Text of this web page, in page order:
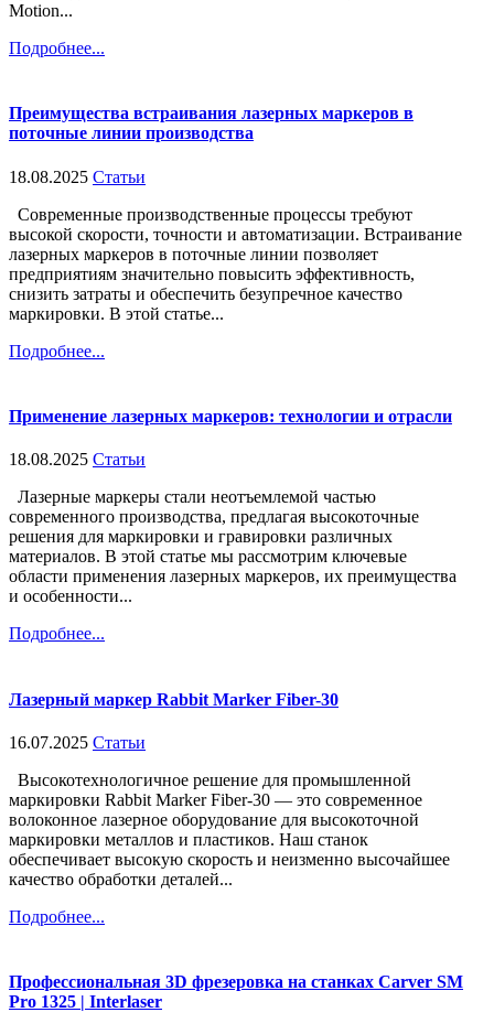
Motion...
Подробнее...
Преимущества встраивания лазерных маркеров в
поточные линии производства
18.08.2025 Статьи
Современные производственные процессы требуют
высокой скорости, точности и автоматизации. Встраивание
лазерных маркеров в поточные линии позволяет
предприятиям значительно повысить эффективность,
снизить затраты и обеспечить безупречное качество
маркировки. В этой статье...
Подробнее...
Применение лазерных маркеров: технологии и отрасли
18.08.2025 Статьи
Лазерные маркеры стали неотъемлемой частью
современного производства, предлагая высокоточные
решения для маркировки и гравировки различных
материалов. В этой статье мы рассмотрим ключевые
области применения лазерных маркеров, их преимущества
и особенности...
Подробнее...
Лазерный маркер Rabbit Marker Fiber-30
16.07.2025 Статьи
Высокотехнологичное решение для промышленной
маркировки Rabbit Marker Fiber-30 — это современное
волоконное лазерное оборудование для высокоточной
маркировки металлов и пластиков. Наш станок
обеспечивает высокую скорость и неизменно высочайшее
качество обработки деталей...
Подробнее...
Профессиональная 3D фрезеровка на станках Carver SM
Pro 1325 | Interlaser